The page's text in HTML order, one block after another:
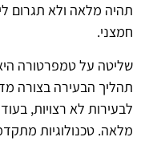
תהיה מלאה ולא תגרום
חמצני.
שליטה על טמפרטורה
תהליך הבעירה בצורה
לבעירות לא רצויות,
מלאה. טכנולוגיות